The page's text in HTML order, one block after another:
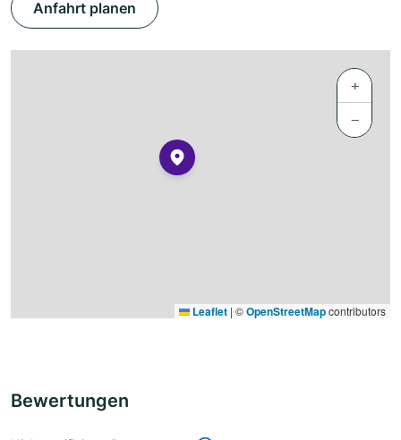
Anfahrt planen
+
−
Leaflet | ©OpenStreetMapcontributors
Bewertungen